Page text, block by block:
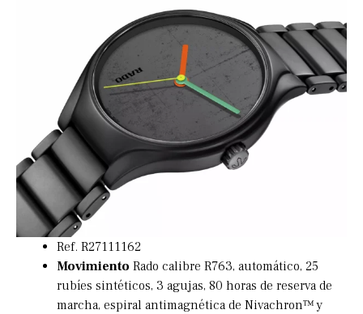
Ref. R27111162
Movimiento Rado calibre R763, automático, 25
rubíes sintéticos, 3 agujas, 80 horas de reserva de
marcha, espiral antimagnética de Nivachron™ y